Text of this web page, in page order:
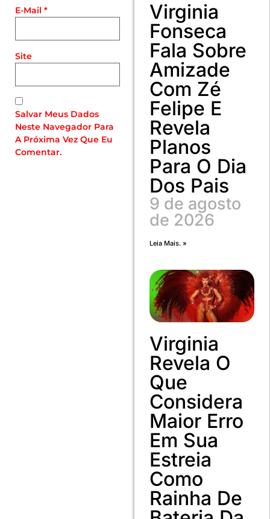
E-Mail *
Site
Salvar Meus Dados
Neste Navegador Para
A Próxima Vez Que Eu
Comentar.
Virginia
Fonseca
Fala Sobre
Amizade
Com Zé
Felipe E
Revela
Planos
Para O Dia
Dos Pais
9 de agosto
de 2026
Leia Mais. »
Virginia
Revela O
Que
Considera
Maior Erro
Em Sua
Estreia
Como
Rainha De